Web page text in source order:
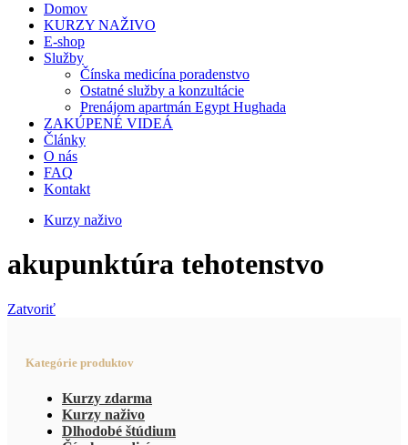
Domov
KURZY NAŽIVO
E-shop
Služby
Čínska medicína poradenstvo
Ostatné služby a konzultácie
Prenájom apartmán Egypt Hughada
ZAKÚPENÉ VIDEÁ
Články
O nás
FAQ
Kontakt
Kurzy naživo
akupunktúra tehotenstvo
Zatvoriť
Kategórie produktov
Kurzy zdarma
Kurzy naživo
Dlhodobé štúdium